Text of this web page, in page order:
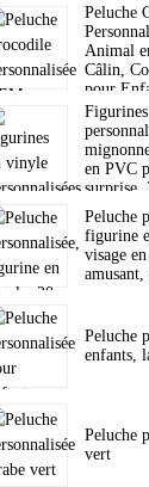
Peluche
Animal
Câlin,
pour
en PVC
surprise,
jouets
Peluche
figurine
visage
Peluche
enfants,
Peluche
vert